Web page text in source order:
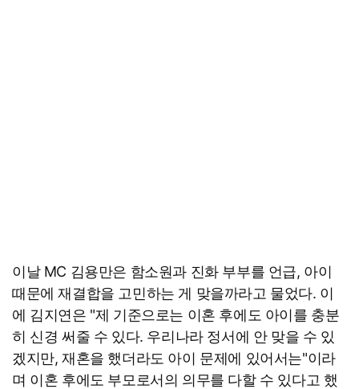
이날 MC 김용만은 함소원과 진화 부부를 언급, 아이
때문에 재결합을 고민하는 게 맞을까라고 물었다. 이
에 김지연은 "제 기준으로는 이혼 후에도 아이를 충분
히 신경 써줄 수 있다. 우리나라 정서에 안 맞을 수 있
겠지만, 재혼을 했더라도 아이 문제에 있어서는"이라
며 이혼 후에도 부모로서의 의무를 다할 수 있다고 했